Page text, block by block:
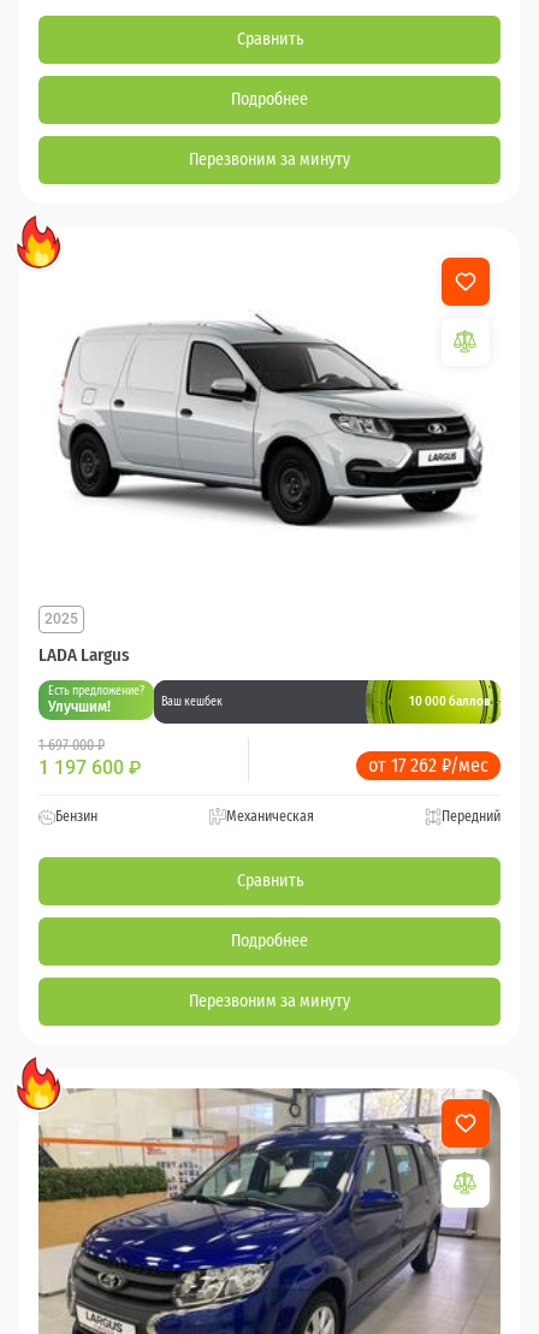
Сравнить
Подробнее
Перезвоним за минуту
LADA Largus
2025
Есть предложение?
Улучшим! Ваш кешбек 10 000 баллов
1 697 000 ₽
1 197 600 ₽ от 17 262 ₽/мес
Бензин Механическая Передний
Сравнить
Подробнее
Перезвоним за минуту